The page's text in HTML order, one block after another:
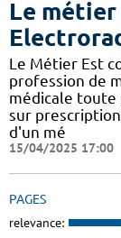
Le
Le Métier Est
profession de
médicale toute
sur
d'un mé
15/04/2025 17:00
PAGES
relevance: